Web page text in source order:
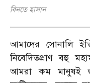
বিনতে হাসান
আমাদের সোনালি
নিবেদিতপ্রাণ বহু
আমরা কম মানুষই